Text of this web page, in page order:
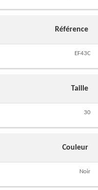
Référence
EF43C
Taille
30
Couleur
Noir